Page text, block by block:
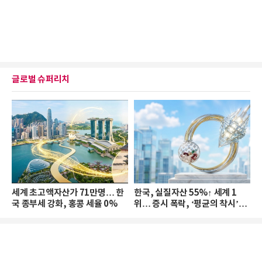
글로벌 슈퍼리치
세계 초고액자산가 71만명… 한
국 종부세 강화, 홍콩 세율 0%
한국, 실질자산 55%↑ 세계 1
위… 증시 폭락, ‘평균의 착시’와